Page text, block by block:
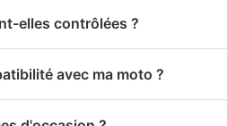
elles contrôlées ?
avec ma moto ?